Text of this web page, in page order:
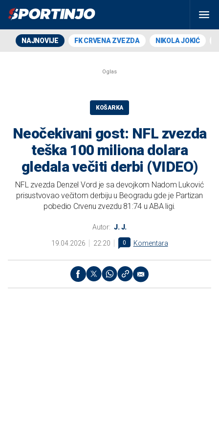
NAJNOVIJE FK CRVENA ZVEZDA NIKOLA JOKIĆ
KOŠARKA
Neočekivani gost: NFL zvezda
teška 100 miliona dolara
gledala večiti derbi (VIDEO)
NFL zvezda Denzel Vord je sa devojkom Nadom Luković
prisustvovao večitom derbiju u Beogradu gde je Partizan
pobedio Crvenu zvezdu 81:74 u ABA ligi.
Autor: J. J.
19.04.2026 22:20 0 Komentara